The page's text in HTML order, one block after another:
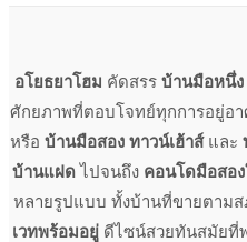
อโยธยาโฮม คัดสรร บ้านมือหนึ่ง
ศักยภาพที่ตอบโจทย์ทุกการอยู่อ
หรือ บ้านมือสอง ทาวน์เฮ้าส์และ
บ้านแฝดไปจนถึง คอนโดมือสอ
หลายรูปแบบ ทั้งบ้านที่ขายตาม
เวทพร้อมอยู่ ดีไซน์สวยทันสมัยที่